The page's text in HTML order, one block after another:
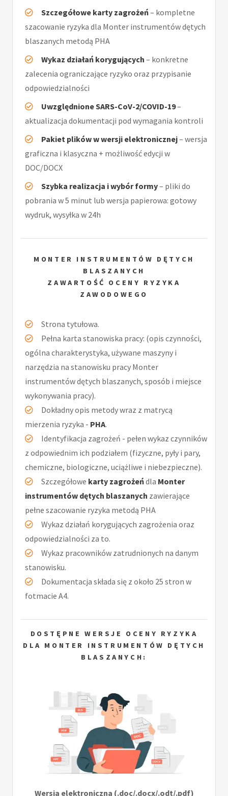
Szczegółowe karty zagrożeń– kompletne
szacowanie ryzyka dla Monter instrumentów dętych
blaszanych metodą PHA
Wykaz działań korygujących – konkretne
zalecenia ograniczające ryzyko oraz przypisanie
odpowiedzialności
Uwzględnione SARS-CoV-2/COVID-19–
aktualizacja dokumentacji pod wymagania kontroli
Pakiet plików w wersji elektronicznej– wersja
graficzna i klasyczna + możliwość edycji w
DOC/DOCX
Szybka realizacja i wybór formy– pliki do
pobrania w 5 minut lub wersja papierowa: gotowy
wydruk, wysyłka w 24h
MONTER INSTRUMENTÓW DĘTYCH
BLASZANYCH
ZAWARTOŚĆ OCENY RYZYKA
ZAWODOWEGO
Strona tytułowa.
Pełna karta stanowiska pracy: (opis czynności,
ogólna charakterystyka, używane maszyny i
narzędzia na stanowisku pracy Monter
instrumentów dętych blaszanych, sposób i miejsce
wykonywania pracy).
Dokładny opis metody wraz z matrycą
mierzenia ryzyka - PHA.
Identyfikacja zagrożeń - pełen wykaz czynników
z odpowiednim ich podziałem (fizyczne, pyły i pary,
chemiczne, biologiczne, uciążliwe i niebezpieczne).
Szczegółowe karty zagrożeńdla Monter
instrumentów dętych blaszanych zawierające
pełne szacowanie ryzyka metodą PHA
Wykaz działań korygujących zagrożenia oraz
odpowiedzialności za to.
Wykaz pracowników zatrudnionych na danym
stanowisku.
Dokumentacja składa się z około 25 stron w
fotmacie A4.
DOSTĘPNE WERSJE OCENY RYZYKA
DLA MONTER INSTRUMENTÓW DĘTYCH
BLASZANYCH:
Wersja elektroniczna (.doc/.docx/.odt/.pdf)